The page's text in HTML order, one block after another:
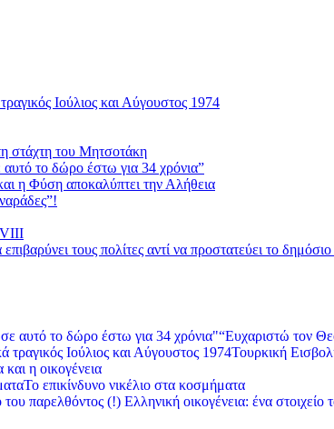
Ιούλιος και Αύγουστος 1974
στάχτη του Μητσοτάκη
το δώρο έστω για 34 χρόνια”
η Φύση αποκαλύπτει την Αλήθεια
τους πολίτες αντί να προστατεύει το
“Ευχαριστώ τον
Τουρκική
η οικογένεια
Το επικίνδυνο νικέλιο στα κοσμήματα
Ελληνική οικογένεια: ένα